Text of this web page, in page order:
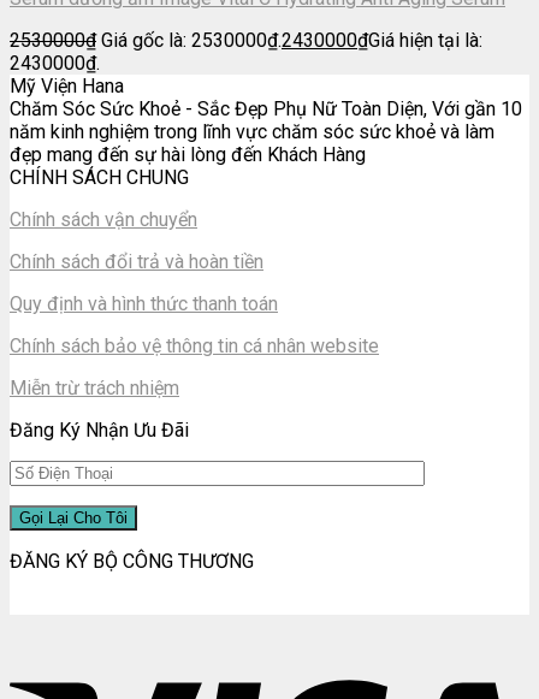
2530000₫ Giá gốc là: 2530000₫.2430000₫Giá hiện tại là:
2430000₫.
Mỹ Viện Hana
Chăm Sóc Sức Khoẻ - Sắc Đẹp Phụ Nữ Toàn Diện, Với gần 10
năm kinh nghiệm trong lĩnh vực chăm sóc sức khoẻ và làm
đẹp mang đến sự hài lòng đến Khách Hàng
CHÍNH SÁCH CHUNG
Chính sách vận chuyển
Chính sách đổi trả và hoàn tiền
Quy định và hình thức thanh toán
Chính sách bảo vệ thông tin cá nhân website
Miễn trừ trách nhiệm
Đăng Ký Nhận Ưu Đãi
ĐĂNG KÝ BỘ CÔNG THƯƠNG